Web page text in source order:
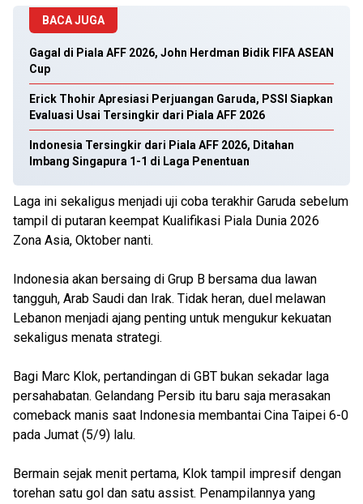
BACA JUGA
Gagal di Piala AFF 2026, John Herdman Bidik FIFA ASEAN
Cup
Erick Thohir Apresiasi Perjuangan Garuda, PSSI Siapkan
Evaluasi Usai Tersingkir dari Piala AFF 2026
Indonesia Tersingkir dari Piala AFF 2026, Ditahan
Imbang Singapura 1-1 di Laga Penentuan
Laga ini sekaligus menjadi uji coba terakhir Garuda sebelum
tampil di putaran keempat Kualifikasi Piala Dunia 2026
Zona Asia, Oktober nanti.
Indonesia akan bersaing di Grup B bersama dua lawan
tangguh, Arab Saudi dan Irak. Tidak heran, duel melawan
Lebanon menjadi ajang penting untuk mengukur kekuatan
sekaligus menata strategi.
Bagi Marc Klok, pertandingan di GBT bukan sekadar laga
persahabatan. Gelandang Persib itu baru saja merasakan
comeback manis saat Indonesia membantai Cina Taipei 6-0
pada Jumat (5/9) lalu.
Bermain sejak menit pertama, Klok tampil impresif dengan
torehan satu gol dan satu assist. Penampilannya yang